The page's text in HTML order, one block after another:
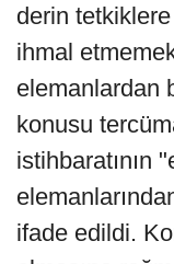
derin
ihmal
elemanlardan
konusu
istihbaratının
ifade edildi.